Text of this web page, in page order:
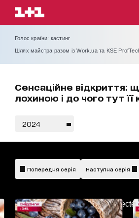
Голос країни: кастинг
Шлях майстра разом із Work.ua та KSE
Сенсаційне відкриття:
лохиною і до чого тут її
2024
Попередня серія Наступна серія